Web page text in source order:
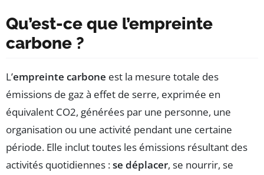
Qu’est-ce que l’empreinte
carbone ?
L’empreinte carbone est la mesure totale des
émissions de gaz à effet de serre, exprimée en
équivalent CO2, générées par une personne, une
organisation ou une activité pendant une certaine
période. Elle inclut toutes les émissions résultant des
activités quotidiennes :se déplacer, se nourrir, se